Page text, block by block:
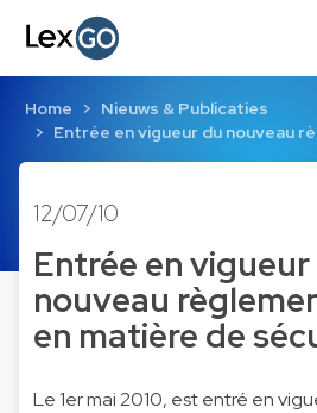
Home
Nieuws & Publicaties
Entrée en vigueur du nouveau
12/07/10
Entrée en
nouveau
en matière de
Le 1er mai 2010, est entré en